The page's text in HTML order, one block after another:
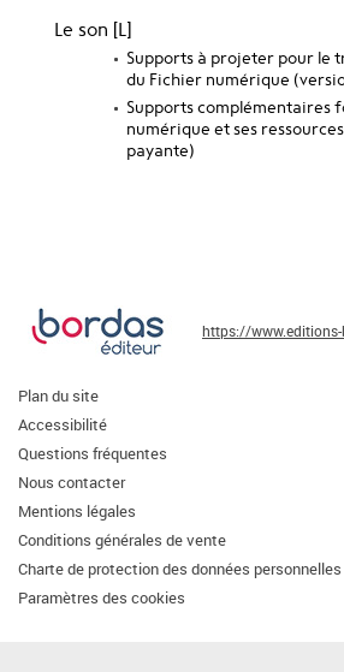
Le son [L]
Supports à projeter pour le
du Fichier numérique
Supports complémentaires
numérique et ses
payante)
https://
Plan du site
Accessibilité
Questions fréquentes
Nous contacter
Mentions légales
Conditions générales de vente
Charte de protection des données personnelles
Paramètres des cookies